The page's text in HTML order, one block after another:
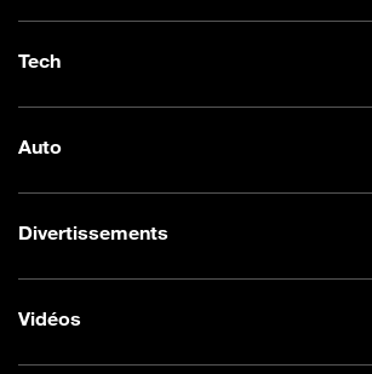
Tech
Auto
Divertissements
Vidéos